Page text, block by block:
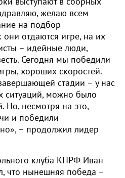
желаю всем
на подбор
они отдаются игре, на их
– идейные люди,
Сегодня мы победили
хороших скоростей.
стадии – у нас
ситуаций, можно было
Но, несмотря на это,
и победили
– продолжил лидер
клуба КПРФ Иван
что нынешняя победа –